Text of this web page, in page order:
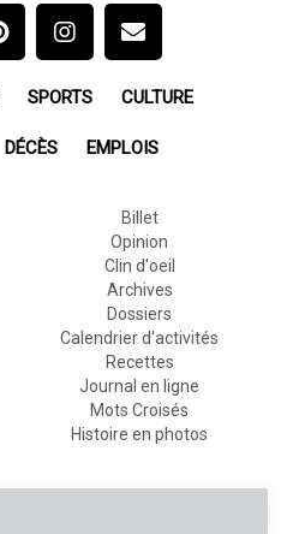
SPORTS CULTURE
DÉCÈS EMPLOIS
Billet
Opinion
Clin d'oeil
Archives
Dossiers
Calendrier d'activités
Recettes
Journal en ligne
Mots Croisés
Histoire en photos